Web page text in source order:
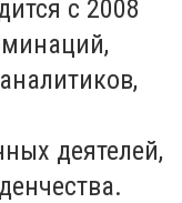
с 2008
деятелей,